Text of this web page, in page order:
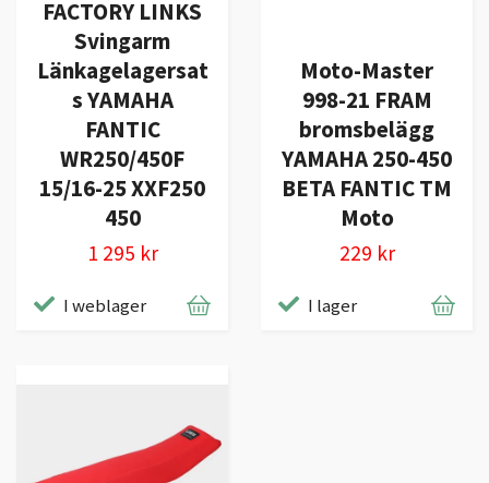
FACTORY LINKS
Svingarm
Länkagelagersat
s YAMAHA
FANTIC
WR250/450F
15/16-25 XXF250
450
1 295 kr
I weblager
Moto-Master
998-21 FRAM
bromsbelägg
YAMAHA 250-450
BETA FANTIC TM
Moto
229 kr
I lager